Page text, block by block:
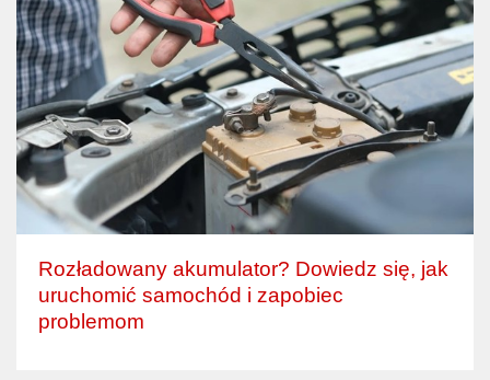
Rozładowany akumulator? Dowiedz się, jak
uruchomić samochód i zapobiec
problemom